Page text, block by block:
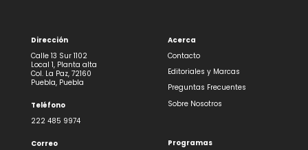
Dirección
Calle 13 Sur 1102
Local 1, Planta alta
Col. La Paz, 72160
Puebla, Puebla
Teléfono
222 485 9974
Correo
Acerca
Contacto
Editoriales y Marcas
Preguntas Frecuentes
Sobre Nosotros
Programas